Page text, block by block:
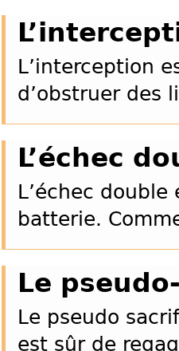
L’interception
d’obstruer des
L’échec
L’échec
batterie.
Le
Le pseudo
est sûr de